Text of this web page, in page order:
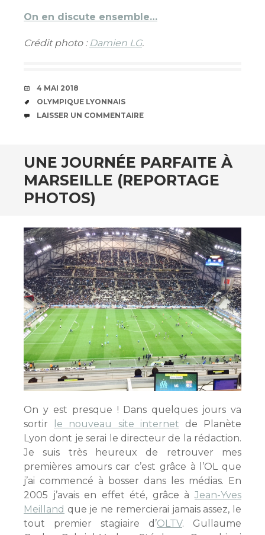
On en discute ensemble…
Crédit photo : Damien LG.
DATE
4 MAI 2018
ÉTIQUETTES
OLYMPIQUE LYONNAIS
COMMENTAIRES
LAISSER UN COMMENTAIRE
UNE JOURNÉE PARFAITE À
MARSEILLE (REPORTAGE
PHOTOS)
On y est presque ! Dans quelques jours va
sortir
le nouveau site internet de Planète
Lyon dont je serai le directeur de la rédaction.
Je suis très heureux de retrouver mes
premières amours car c’est grâce à l’OL que
j’ai commencé à bosser dans les médias. En
2005 j’avais en effet été, grâce à Jean-Yves
Meilland que je ne remercierai jamais assez, le
tout premier stagiaire d’OLTV. Gullaume